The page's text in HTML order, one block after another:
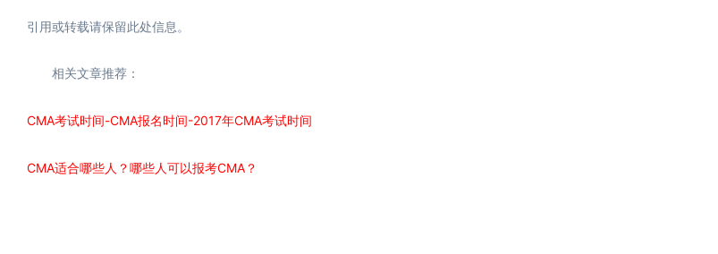
引用或转载请保留此处信息。
相关文章推荐：
CMA考试时间-CMA报名时间-2017年CMA考试时间
CMA适合哪些人？哪些人可以报考CMA？